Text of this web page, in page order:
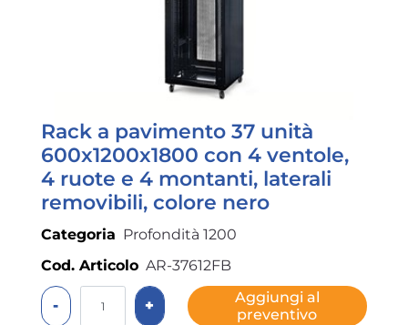
Rack a pavimento 37 unità
600x1200x1800 con 4 ventole,
4 ruote e 4 montanti, laterali
removibili, colore nero
Categoria Profondità 1200
Cod. Articolo AR-37612FB
Quantità
Aggiungi al
preventivo